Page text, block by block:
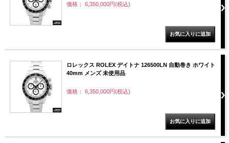
価格： 6,350,000円(税込)
ロレックス ROLEX デイトナ 126500LN 自動巻き ホワイト
40mm メンズ 未使用品
価格： 6,350,000円(税込)